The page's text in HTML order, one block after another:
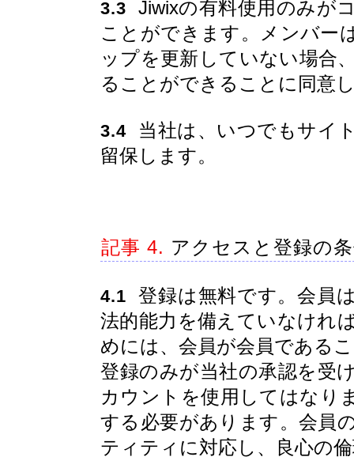
3.3 Jiwixの有料使用のみが
ことができます。メンバー
ップを更新していない場合
ることができることに同意
3.4 当社は、いつでもサイ
留保します。
記事 4. アクセスと登録の
4.1 登録は無料です。会員
法的能力を備えていなけれ
めには、会員が会員である
登録のみが当社の承認を受
カウントを使用してはなり
する必要があります。会員
ティティに対応し、良心の